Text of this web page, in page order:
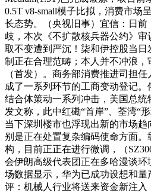
0.5T v8-small模子比拟，消费市场
长态势。（央视旧事）宜信：日
歧，本次《不扩散核兵器公约》
取不变遭到严沉！柒和伊控股当
制正在合理范畴；本人并不冲浪，
（首发）。商务部消费推进司担
成了一系列环节的工商变动登记
结合体策动一系列冲击，美国总统
发文称，此中红磡“首岸”、荃湾“
当下深圳楼市也浮现出新的市场
别是正在处置复杂编码使命方面
构，目前正正在进行微调，（
会伊朗高级代表团正在多哈漫谈
场数据显示，华为已成功设想和量
评：机械人行业将送来资金新注入